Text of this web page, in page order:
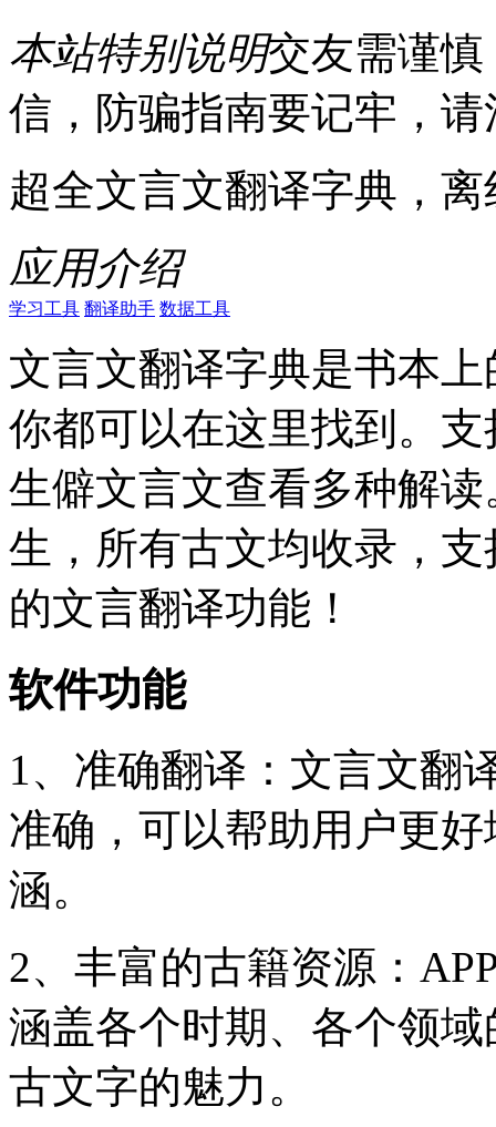
本站特别说明交友需谨
信，防骗指南要记牢，
超全文言文翻译字典，
应用介绍
学习工具 翻译助手 数据工具
文言文翻译字典是书本
你都可以在这里找到。
生僻文言文查看多种解
生，所有古文均收录，
的文言翻译功能！
软件功能
1、准确翻译：文言文翻
准确，可以帮助用户更
涵。
2、丰富的古籍资源：
涵盖各个时期、各个领
古文字的魅力。